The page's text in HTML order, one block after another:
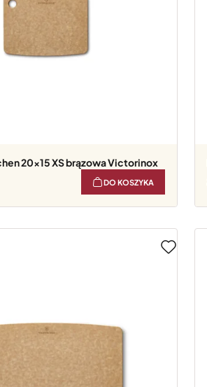
20x15 XS brązowa Victorinox
DO KOSZYKA